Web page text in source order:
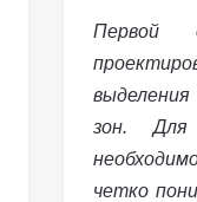
Первой
зон.
четко